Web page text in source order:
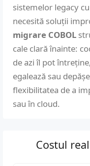
sistemelor legacy
necesită soluții
migrare COBOL
cale clară înainte:
de azi îl pot
egalează sau
flexibilitatea de a
sau în cloud.
Costul